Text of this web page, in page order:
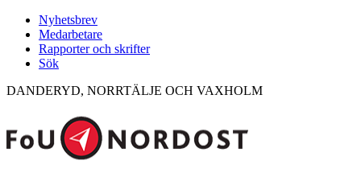
Nyhetsbrev
Medarbetare
Rapporter och skrifter
Sök
DANDERYD, NORRTÄLJE OCH VAXHOLM